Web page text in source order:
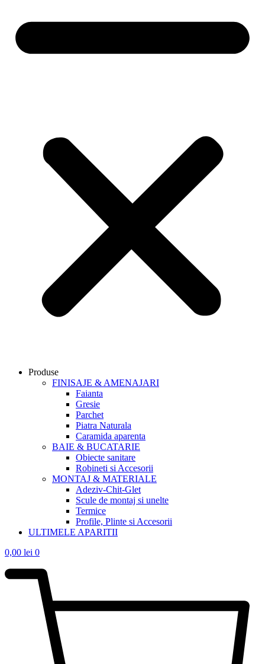
Produse
FINISAJE & AMENAJARI
Faianta
Gresie
Parchet
Piatra Naturala
Caramida aparenta
BAIE & BUCATARIE
Obiecte sanitare
Robineti si Accesorii
MONTAJ & MATERIALE
Adeziv-Chit-Glet
Scule de montaj si unelte
Termice
Profile, Plinte si Accesorii
ULTIMELE APARITII
0,00 lei 0